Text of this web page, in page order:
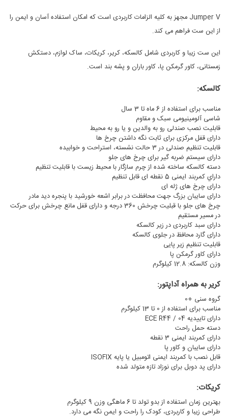
Jumper V مجهز به کلیه الزامات کاربردی است که امکان استفاده آسان و ایمن را
از این ست فراهم می کند.
این ست زیبا و کاربردی شامل کالسکه، کریر، کریکات، ساک لوازم، دستکش
زمستانی، کاور گرمکن پا، کاور باران و پشه بند است.
کالسکه:
مناسب برای استفاده از 6 ماه تا 3 سال
شاسی آلومینیومی سبک و مقاوم
قابلیت نصب صندلی رو به والدین و یا رو به محیط
دارای قفل مرکزی برای ثابت نگه داشتن چرخ ها
قابلیت تنظیم صندلی در 3 حالت نشسته، استراحت و خوابیده
دارای سیستم ضربه گیر برای چرخ های جلو
دسته کالسکه ساخته شده از چرم سازگار با محیط زیست با قابلیت تنظیم
داراي كمربند ایمنی 5 نقطه ای قابل تنظیم
دارای چرخ های ژله ای
دارای سایبان بزرگ جهت محافظت در برابر اشعه خورشید با پنجره دید مادر
چرخ های جلو با قبلیت چرخش 360 درجه و دارای قفل مانع چرخش برای حرکت
در مسیر مستقیم
دارای سبد کاربردی در زیر کالسکه
دارای گارد محافظ در جلوی کالسکه
قابلیت تنظیم زیر پایی
دارای کاور گرمکن پا
وزن کالسکه: 12.8 کیلوگرم
کریر به همراه آداپتور:
گروه سنی +0
مناسب برای استفاده از 0 تا 13 کیلوگرم
دارای تاییدیه ECE R44 / 04
دسته حمل راحت
دارای کمربند ایمنی 3 نقطه
دارای سایبان و کاور پا
قابل نصب با کمربند ایمنی اتومبیل یا پایه ISOFIX
دارای پد دوبل برای نوزاد تازه متولد شده
کریکات:
بهترین زمان استفاده از بدو تولد تا 6 ماهگی وزن 9 کیلوگرم
طراحی زیبا و کاربردی، کودک را راحت و ایمن نگه می دارد.